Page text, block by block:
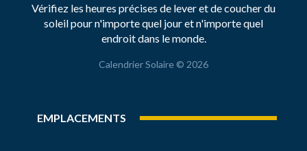
Vérifiez les heures précises de lever et de coucher du
soleil pour n'importe quel jour et n'importe quel
endroit dans le monde.
Calendrier Solaire © 2026
EMPLACEMENTS